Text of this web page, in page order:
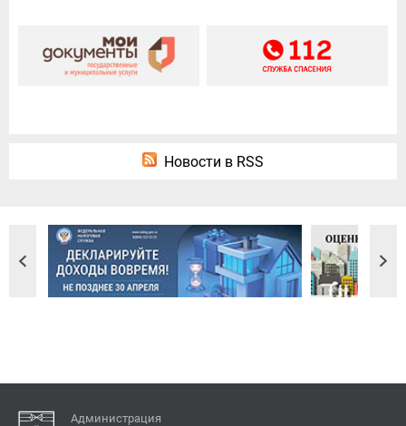
Новости в RSS
Администрация